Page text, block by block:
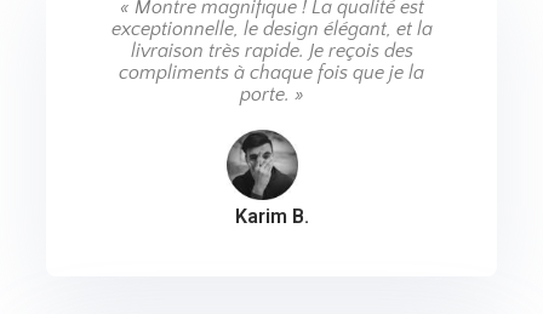
« Montre magnifique ! La qualité est
exceptionnelle, le design élégant, et la
livraison très rapide. Je reçois des
compliments à chaque fois que je la
porte. »
Karim B.